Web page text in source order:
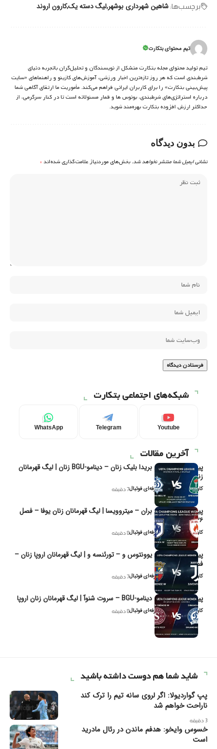
برچسب‌‌ها: شاهین شهرداری بوشهرلیگ دسته یککارون اروند
تیم محتوای بتکارت
تیم تولید محتوای مجله بتکارت متشکل از نویسندگان و تحلیل‌گران باتجربه دنیای
شرط‌بندی است که هر روز تازه‌ترین اخبار ورزشی، آموزش‌های کازینو و راهنماهای «سایت
پیش‌بینی بتکارت» را برای کاربران ایرانی فراهم می‌کند. مأموریت ما ارتقای آگاهی شما
درباره استراتژی‌های شرطبندی، بونوس ها و قمار مسئولانه است تا در کنار سرگرمی، از
حداکثر ارزش افزوده بتکارت بهره‌مند شوید.
بدون دیدگاه
نشانی ایمیل شما منتشر نخواهد شد. بخش‌های موردنیاز علامت‌گذاری شده‌اند*
شبکه‌های اجتماعی بتکارت
Youtube
Telegram
WhatsApp
آخرین مقالات
پیش‌بینی و تحلیل بریدا بلیک زنان – دینامو-BGU زنان | لیگ قهرمانان
زنان یوفا
کاوه نیک‌فر، تحلیل‌گر حرفه‌ای فوتبال7 دقیقه
پیش‌بینی و تحلیل بران – میتروویسا | لیگ قهرمانان زنان یوفا – فصل
۲۰۲۶
کاوه نیک‌فر، تحلیل‌گر حرفه‌ای فوتبال8 دقیقه
پیش‌بینی و تحلیل یوونتوس و – تورئنسه و | لیگ قهرمانان اروپا زنان –
فصل ۲۰۲۶
کاوه نیک‌فر، تحلیل‌گر حرفه‌ای فوتبال7 دقیقه
پیش‌بینی و تحلیل دینامو-BGU – سروت شنوآ | لیگ قهرمانان زنان اروپا
کاوه نیک‌فر، تحلیل‌گر حرفه‌ای فوتبال8 دقیقه
شاید شما هم دوست داشته باشید
پپ گواردیولا: اگر لروی سانه تیم را ترک کند
ناراحت خواهم شد
3 دقیقه
خسوس وایخو: هدفم ماندن در رئال مادرید
است